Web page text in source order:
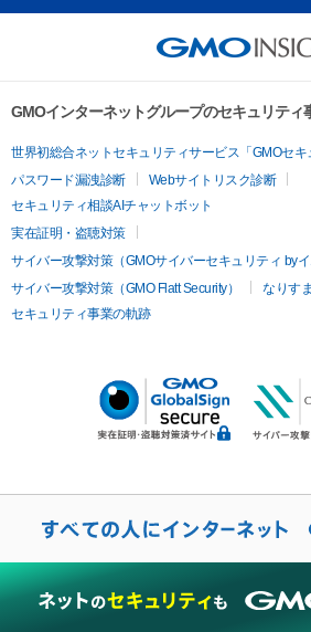
GMOインターネットグループのセキュリティ
世界初総合ネットセキュリティサービス「GMOセキ
パスワード漏洩診断
Webサイトリスク診断
セキュリティ相談AIチャットボット
実在証明・盗聴対策
サイバー攻撃対策（GMOサイバーセキュリティ byイ
サイバー攻撃対策（GMO Flatt Security）
なりす
セキュリティ事業の軌跡